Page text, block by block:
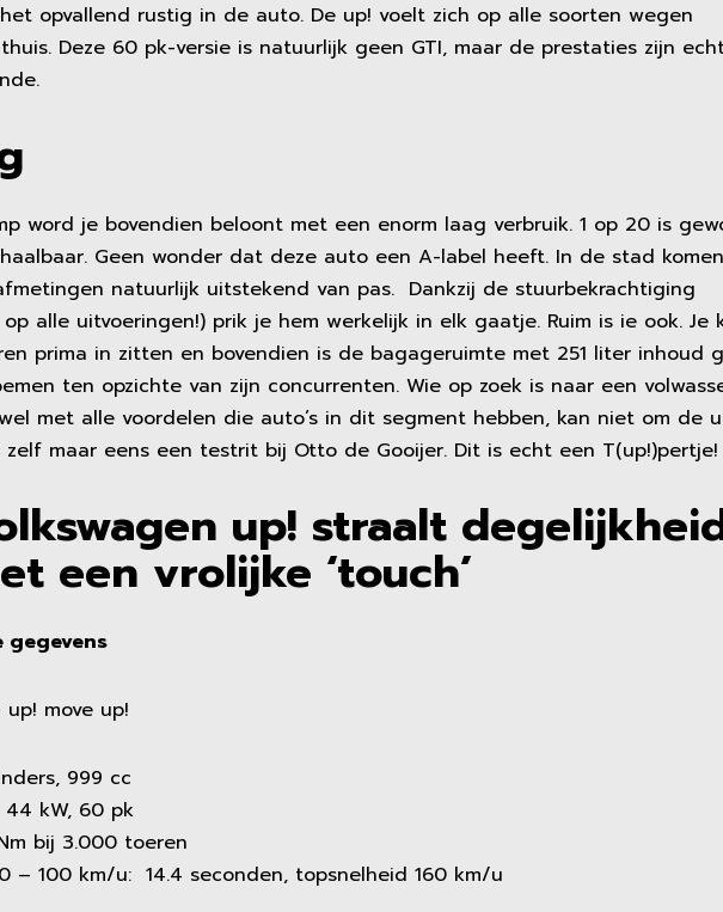
opvallend rustig in de auto. De up! voelt zich op alle soorten wegen
Deze 60 pk-versie is natuurlijk geen GTI, maar de prestaties zijn
word je bovendien beloont met een enorm laag verbruik. 1 op 20 is
Geen wonder dat deze auto een A-label heeft. In de stad
natuurlijk uitstekend van pas. Dankzij de stuurbekrachtiging
alle uitvoeringen!) prik je hem werkelijk in elk gaatje. Ruim is ie ook. Je
prima in zitten en bovendien is de bagageruimte met 251 liter inhoud
ten opzichte van zijn concurrenten. Wie op zoek is naar een
met alle voordelen die auto’s in dit segment hebben, kan niet om de
zelf maar eens een testrit bij Otto de Gooijer. Dit is echt een T(up!)pertje!
up! straalt
een vrolijke ‘touch’
gegevens
up! move up!
999 cc
kW, 60 pk
bij 3.000 toeren
– 100 km/u: 14.4 seconden, topsnelheid 160 km/u